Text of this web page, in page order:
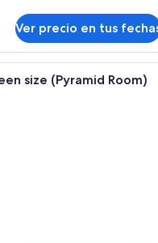
Ver precio en tus
Habitación de hotel con dos
size (Pyramid Room)